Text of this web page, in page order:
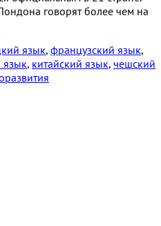
говорят более чем на
язык, французский язык,
язык, китайский язык, чешский